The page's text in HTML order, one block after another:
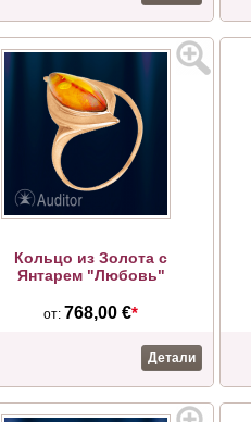
Кольцо из Золота с
Янтарем "Любовь"
от: 768,00 €*
Детали